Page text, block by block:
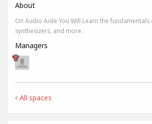
About
On Audio Aisle You Will Learn the fundamentals
synthesizers, and more.
Managers
All spaces